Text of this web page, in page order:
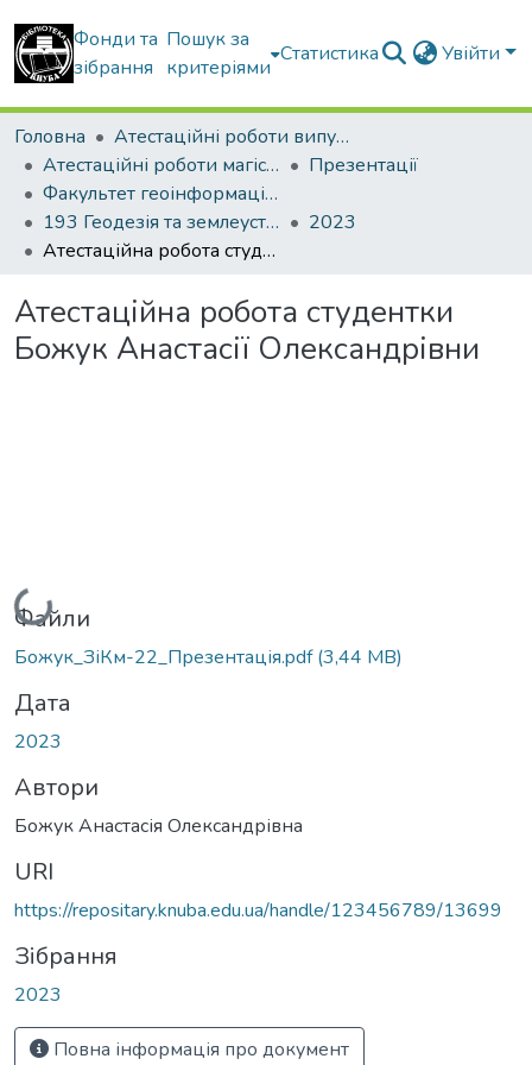
Фонди та
зібрання
Пошук за
критеріями
Статистика Увійти
Головна
Атестаційні роботи випускників
Атестаційні роботи магістрів
Презентації
Факультет геоінформаційних систем та управління територіями
193 Геодезія та землеустрій. Землеустрій і кадастр
2023
Атестаційна робота студентки Божук Анастасії Олександрівни
Атестаційна робота студентки
Божук Анастасії Олександрівни
Вантажиться...
Файли
Божук_ЗіКм-22_Презентація.pdf(3,44 MB)
Дата
2023
Автори
Божук Анастасія Олександрівна
URI
https://repositary.knuba.edu.ua/handle/123456789/13699
Зібрання
2023
Повна інформація про документ